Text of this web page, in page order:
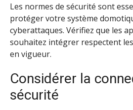
Les normes de sécurité sont
protéger votre système
cyberattaques. Vérifiez que les
souhaitez intégrer respectent
en vigueur.
Considérer la
sécurité